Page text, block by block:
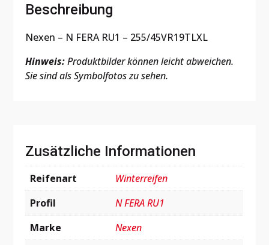
Beschreibung
Nexen – N FERA RU1 – 255/45VR19TLXL
Hinweis:Produktbilder können leicht abweichen.
Sie sind als Symbolfotos zu sehen.
Zusätzliche Informationen
Reifenart
Winterreifen
Profil
N FERA RU1
Marke
Nexen